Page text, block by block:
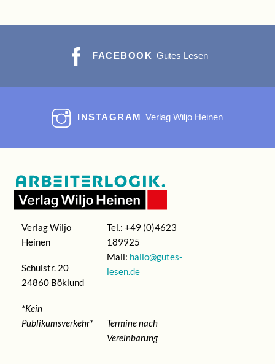
FACEBOOK Gutes Lesen
INSTAGRAM Verlag Wiljo Heinen
Verlag Wiljo
Heinen
Schulstr. 20
24860 Böklund
*Kein
Publikumsverkehr*
Tel.: +49 (0)4623
189925
Mail: hallo@gutes-
lesen.de
Termine nach
Vereinbarung